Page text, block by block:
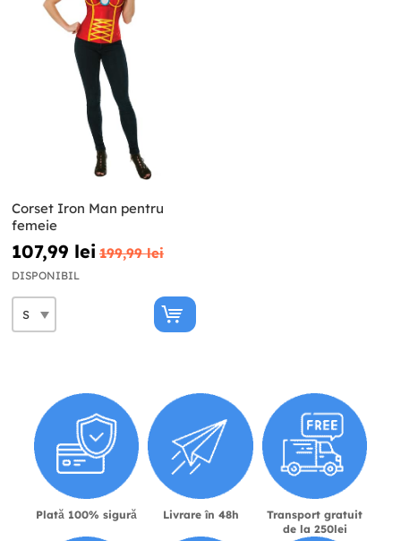
Corset Iron Man pentru
femeie
107,99 lei 199,99 lei
DISPONIBIL
Plată 100% sigură Livrare în 48h
Transport gratuit
de la 250lei